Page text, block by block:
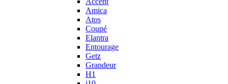
Amica
Atos
Coupé
Elantra
Entourage
Getz
Grandeur
H1